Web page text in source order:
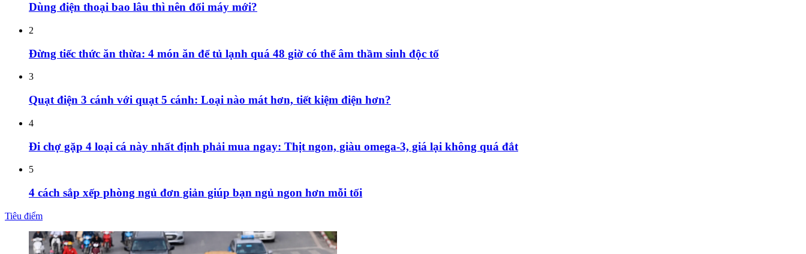
Dùng điện thoại bao lâu thì nên đổi máy mới?
2
Đừng tiếc thức ăn thừa: 4 món ăn để tủ lạnh quá 48 giờ có thể âm thầm sinh độc tố
3
Quạt điện 3 cánh với quạt 5 cánh: Loại nào mát hơn, tiết kiệm điện hơn?
4
Đi chợ gặp 4 loại cá này nhất định phải mua ngay: Thịt ngon, giàu omega-3, giá lại không quá đắt
5
4 cách sắp xếp phòng ngủ đơn giản giúp bạn ngủ ngon hơn mỗi tối
Tiêu điểm